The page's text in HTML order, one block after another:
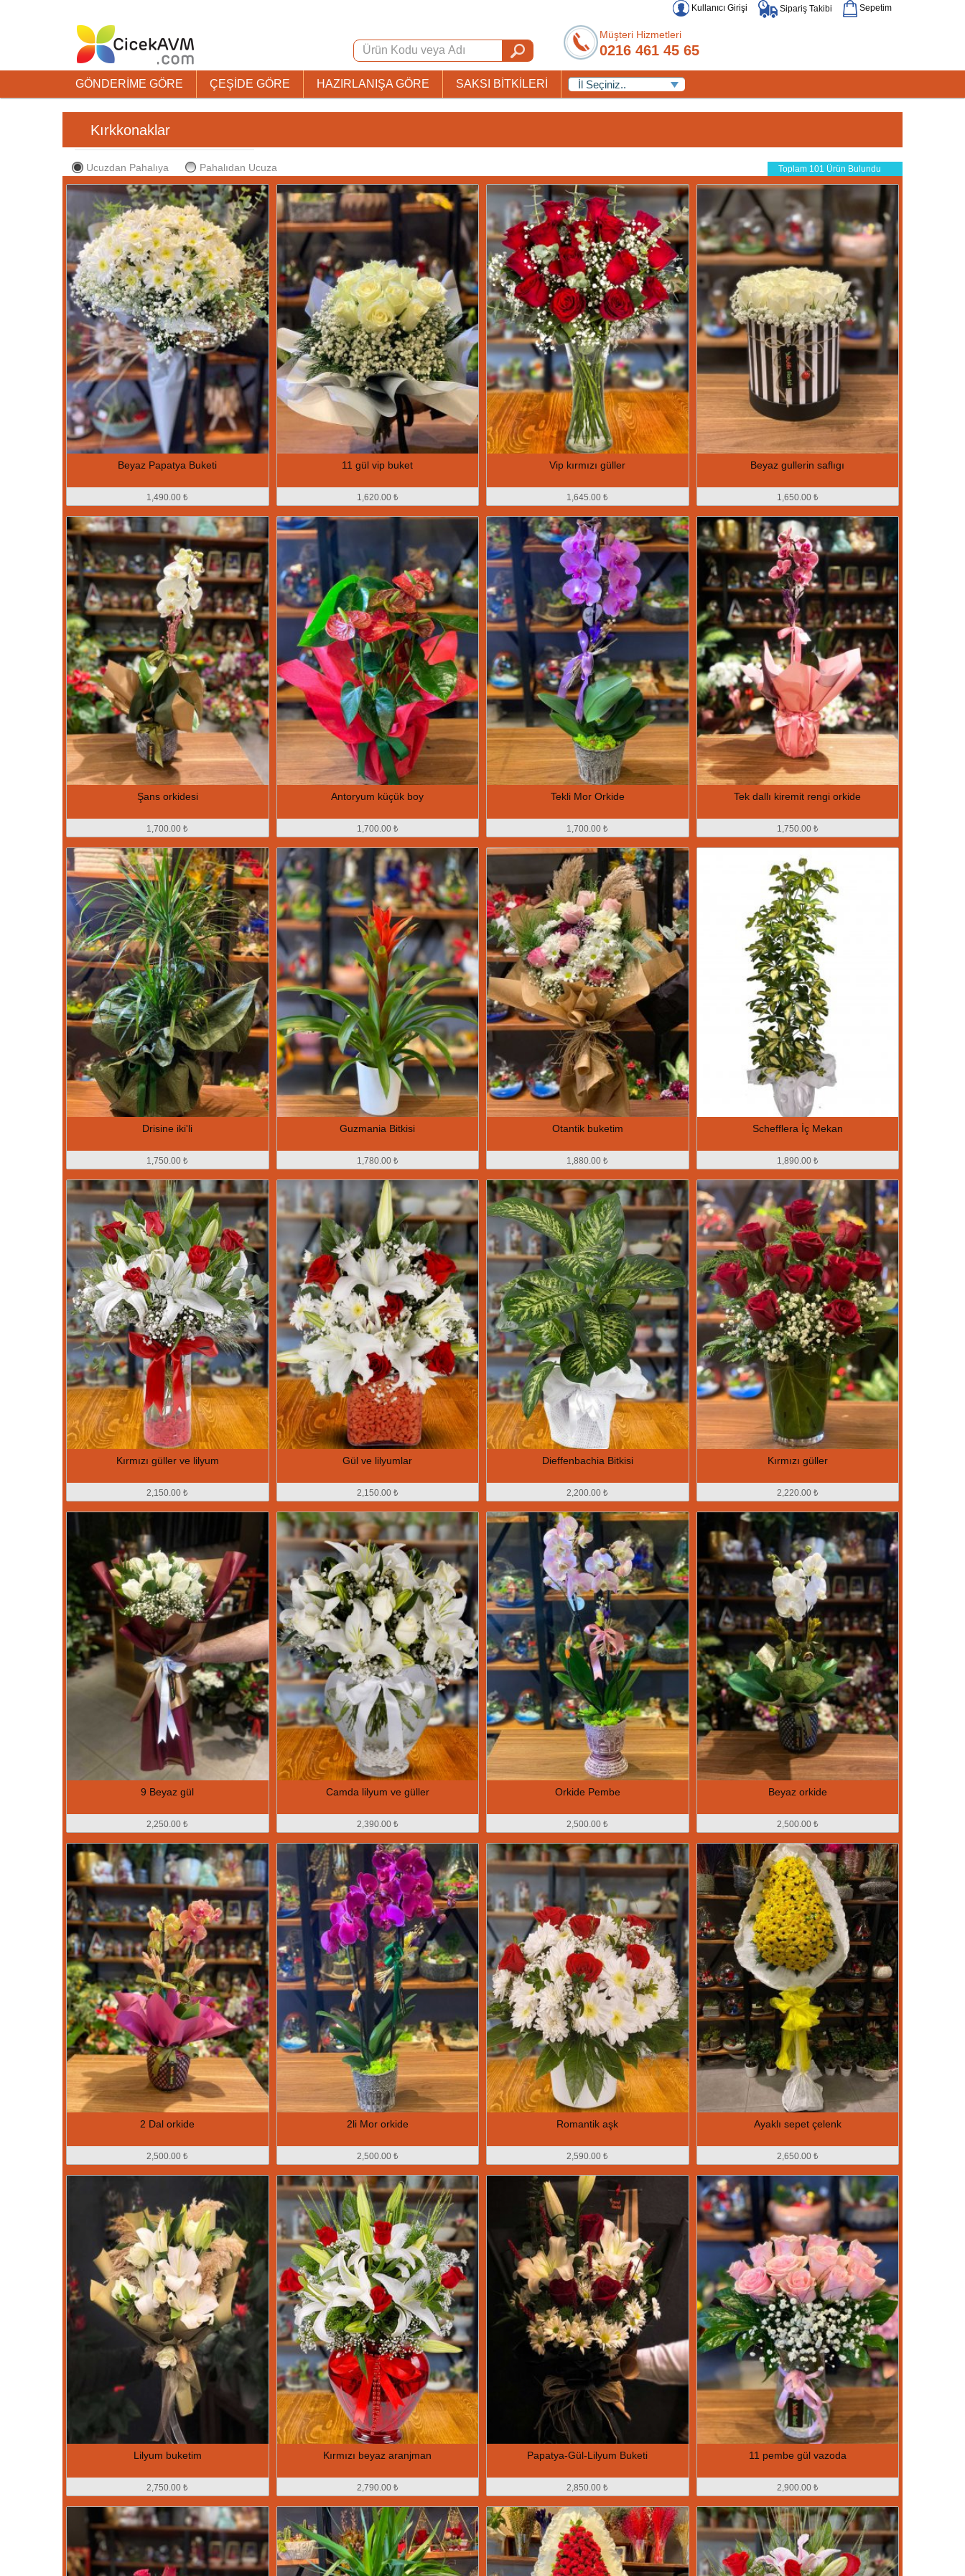
Kullanıcı Girişi Sipariş Takibi Sepetim
Müşteri Hizmetleri
0216 461 45 65
GÖNDERİME GÖRE ÇEŞİDE GÖRE HAZIRLANIŞA GÖRE SAKSI BİTKİLERİ
Kırkkonaklar
Ucuzdan Pahalıya Pahalıdan Ucuza Toplam 101 Ürün Bulundu
Beyaz Papatya Buketi
1,490.00 ₺
11 gül vip buket
1,620.00 ₺
Vip kırmızı güller
1,645.00 ₺
Beyaz gullerin saflıgı
1,650.00 ₺
Şans orkidesi
1,700.00 ₺
Antoryum küçük boy
1,700.00 ₺
Tekli Mor Orkide
1,700.00 ₺
Tek dallı kiremit rengi orkide
1,750.00 ₺
Drisine iki'li
1,750.00 ₺
Guzmania Bitkisi
1,780.00 ₺
Otantik buketim
1,880.00 ₺
Schefflera İç Mekan
1,890.00 ₺
Kırmızı güller ve lilyum
2,150.00 ₺
Gül ve lilyumlar
2,150.00 ₺
Dieffenbachia Bitkisi
2,200.00 ₺
Kırmızı güller
2,220.00 ₺
9 Beyaz gül
2,250.00 ₺
Camda lilyum ve güller
2,390.00 ₺
Orkide Pembe
2,500.00 ₺
Beyaz orkide
2,500.00 ₺
2 Dal orkide
2,500.00 ₺
2li Mor orkide
2,500.00 ₺
Romantik aşk
2,590.00 ₺
Ayaklı sepet çelenk
2,650.00 ₺
Lilyum buketim
2,750.00 ₺
Kırmızı beyaz aranjman
2,790.00 ₺
Papatya-Gül-Lilyum Buketi
2,850.00 ₺
11 pembe gül vazoda
2,900.00 ₺